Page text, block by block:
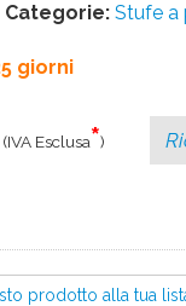
Stufe a
giorni
(IVA Esclusa*)
prodotto alla tua